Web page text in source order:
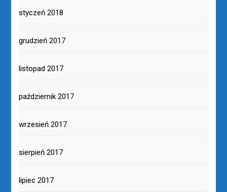
styczeń 2018
grudzień 2017
listopad 2017
październik 2017
wrzesień 2017
sierpień 2017
lipiec 2017